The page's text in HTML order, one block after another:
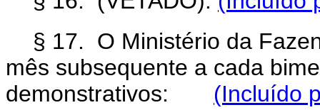
§ 17. O Ministério da
mês subsequente a cada
demonstrativos: (Incluído